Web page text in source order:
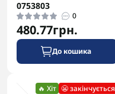
0753803
0
480.77грн.
До кошика
🔥 Хіт 😬 закінчується